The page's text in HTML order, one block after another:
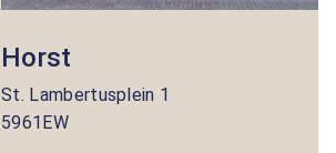
Horst
St. Lambertusplein 1
5961EW